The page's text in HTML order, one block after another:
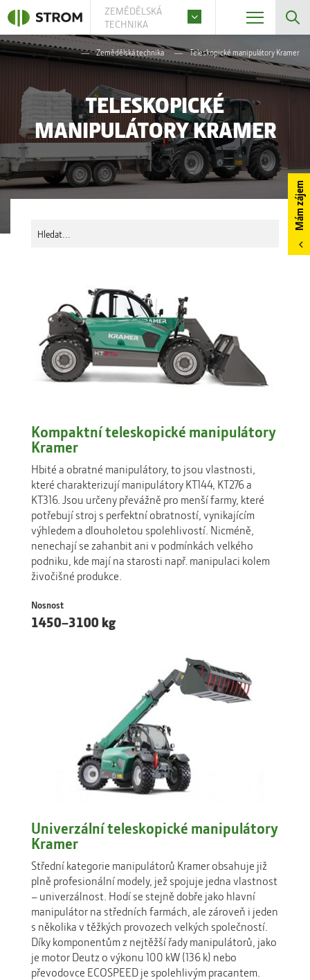
ZEMĚDĚLSKÁ
TECHNIKA
Zemědělská technika Teleskopické manipulátory Kramer
TELESKOPICKÉ
MANIPULÁTORY KRAMER
Kompaktní teleskopické manipulátory
Kramer
Hbité a obratné manipulátory, to jsou vlastnosti,
které charakterizují manipulátory KT144, KT276 a
KT316. Jsou určeny převážně pro menší farmy, které
potřebují stroj s perfektní obratností, vynikajícím
výhledem a dlouholetou spolehlivostí. Nicméně,
nenechají se zahanbit ani v podmínkách velkého
podniku, kde mají na starosti např. manipulaci kolem
živočišné produkce.
Nosnost
1450–3100 kg
Univerzální teleskopické manipulátory
Kramer
Střední kategorie manipulátorů Kramer obsahuje již
plně profesionální modely, jež spojuje jedna vlastnost
– univerzálnost. Hodí se stejně dobře jako hlavní
manipulátor na středních farmách, ale zároveň i jeden
s několika v těžkých provozech velkých společností.
Díky komponentům z nejtěžší řady manipulátorů, jako
je motor Deutz o výkonu 100 kW (136 k) nebo
převodovce ECOSPEED je spolehlivým pracantem.
Mám zájem